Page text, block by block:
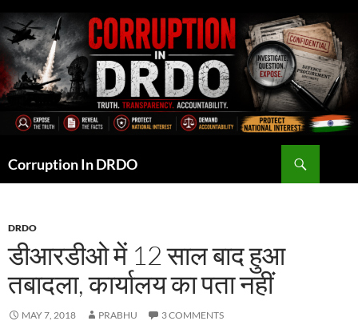
to
content
Corruption In DRDO
DRDO
डीआरडीओ में 12 साल बाद हुआ
तबादला, कार्यालय का पता नहीं
MAY 7, 2018 PRABHU 3 COMMENTS